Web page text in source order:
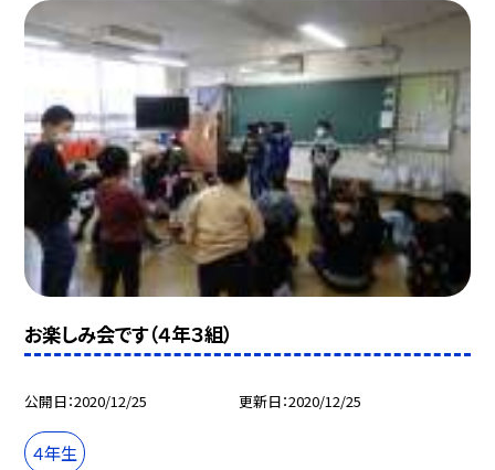
お楽しみ会です（４年３組）
公開日 2020/12/25 更新日 2020/12/25
４年生